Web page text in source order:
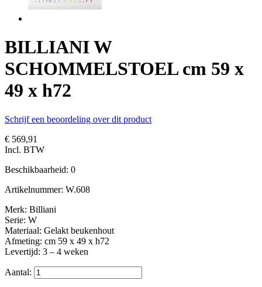
BILLIANI W
SCHOMMELSTOEL cm 59 x
49 x h72
Schrijf een beoordeling over dit product
€ 569,91
Incl. BTW
Beschikbaarheid: 0
Artikelnummer: W.608
Merk: Billiani
Serie: W
Materiaal: Gelakt beukenhout
Afmeting: cm 59 x 49 x h72
Levertijd: 3 – 4 weken
Aantal: